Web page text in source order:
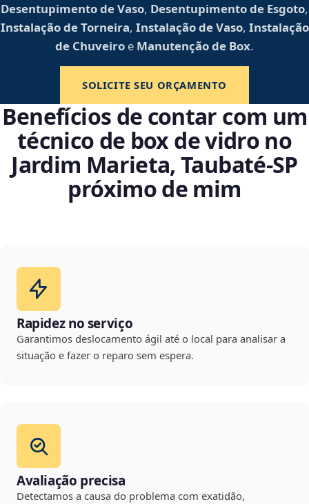
Desentupimento de Vaso, Desentupimento de Esgoto,
Instalação de Torneira, Instalação de Vaso, Instalação
de Chuveiro e Manutenção de Box.
SOLICITE SEU ORÇAMENTO
Benefícios de contar com um
técnico de box de vidro no
Jardim Marieta, Taubaté‑SP
próximo de mim
Rapidez no serviço
Garantimos deslocamento ágil até o local para analisar a
situação e fazer o reparo sem espera.
Avaliação precisa
Detectamos a causa do problema com exatidão,